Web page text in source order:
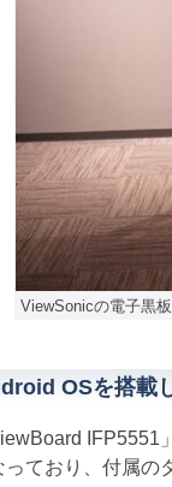
ViewSonicの電子黒
OSを搭載
IFP5551
っており、付属の